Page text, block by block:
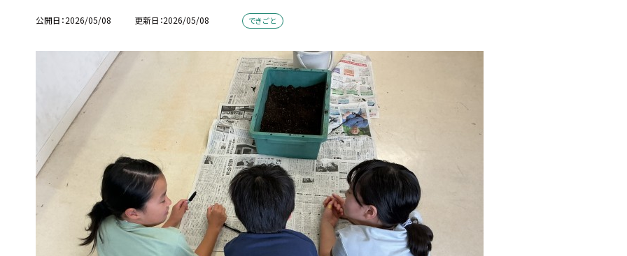
公開日 2026/05/08 更新日 2026/05/08 できごと